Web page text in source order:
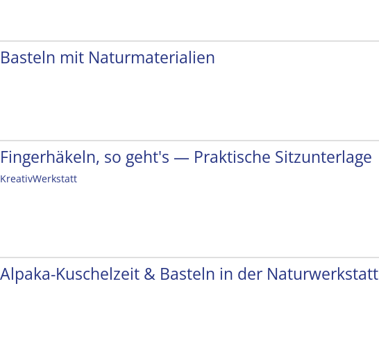
Basteln mit Naturmaterialien
Fingerhäkeln, so geht's — Praktische Sitzunterlage
KreativWerkstatt
Alpaka-Kuschelzeit & Basteln in der Naturwerkstatt